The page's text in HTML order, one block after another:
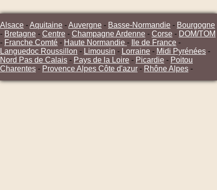
Alsace -Aquitaine -Auvergne - Basse-Normandie - Bourgogne
- Bretagne - Centre - Champagne Ardenne - Corse - DOM/TOM
- Franche Comté - Haute Normandie - Ile de France -
Languedoc Roussillon - Limousin - Lorraine - Midi Pyrénées -
Nord Pas de Calais - Pays de la Loire - Picardie - Poitou
Charentes - Provence Alpes Côte d'azur - Rhône Alpes -